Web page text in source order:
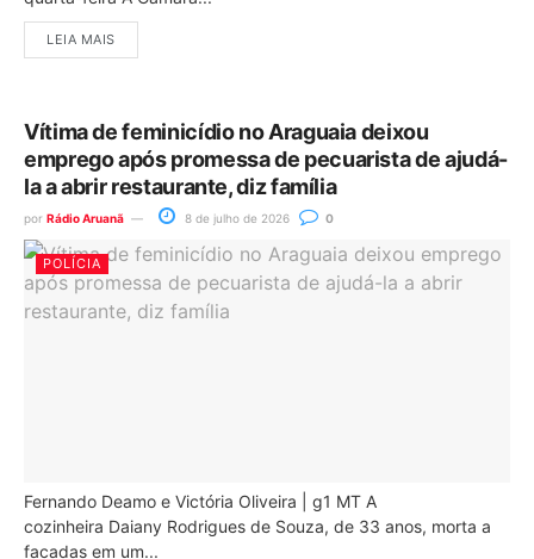
LEIA MAIS
Vítima de feminicídio no Araguaia deixou
emprego após promessa de pecuarista de ajudá-
la a abrir restaurante, diz família
por Rádio Aruanã 8 de julho de 2026 0
POLÍCIA
Fernando Deamo e Victória Oliveira | g1 MT A
cozinheira Daiany Rodrigues de Souza, de 33 anos, morta a
facadas em um...